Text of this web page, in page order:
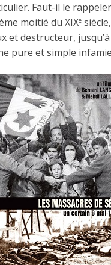
Faut-il le
moitié du XIXe
et destructeur, jusqu’à
pure et simple